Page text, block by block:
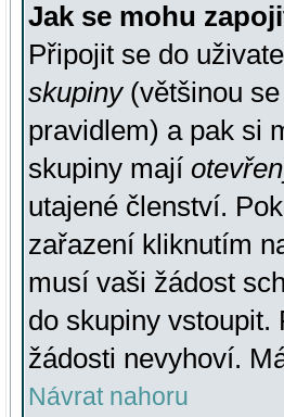
Jak se mohu
Připojit se do
skupiny(většinou se
pravidlem) a pak si
skupiny mají
utajené členství.
zařazení kliknutím
musí vaši žádost
do skupiny vstoupit.
žádosti nevyhoví.
Návrat nahoru